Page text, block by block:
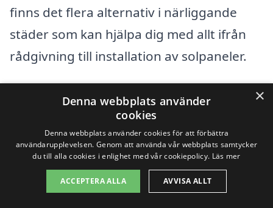
finns det flera alternativ i närliggande
städer som kan hjälpa dig med allt ifrån
rådgivning till installation av solpaneler.
När du letar efter professionella företag
som erbjuder solpaneler i Läby, överväg
att även kolla in företag i dessa
närliggande städer:
×
Denna webbplats använder
cookies
Denna webbplats använder cookies för att förbättra
användarupplevelsen. Genom att använda vår webbplats samtycker
du till alla cookies i enlighet med vår cookiepolicy. Läs mer
ACCEPTERA ALLA AVVISA ALLT